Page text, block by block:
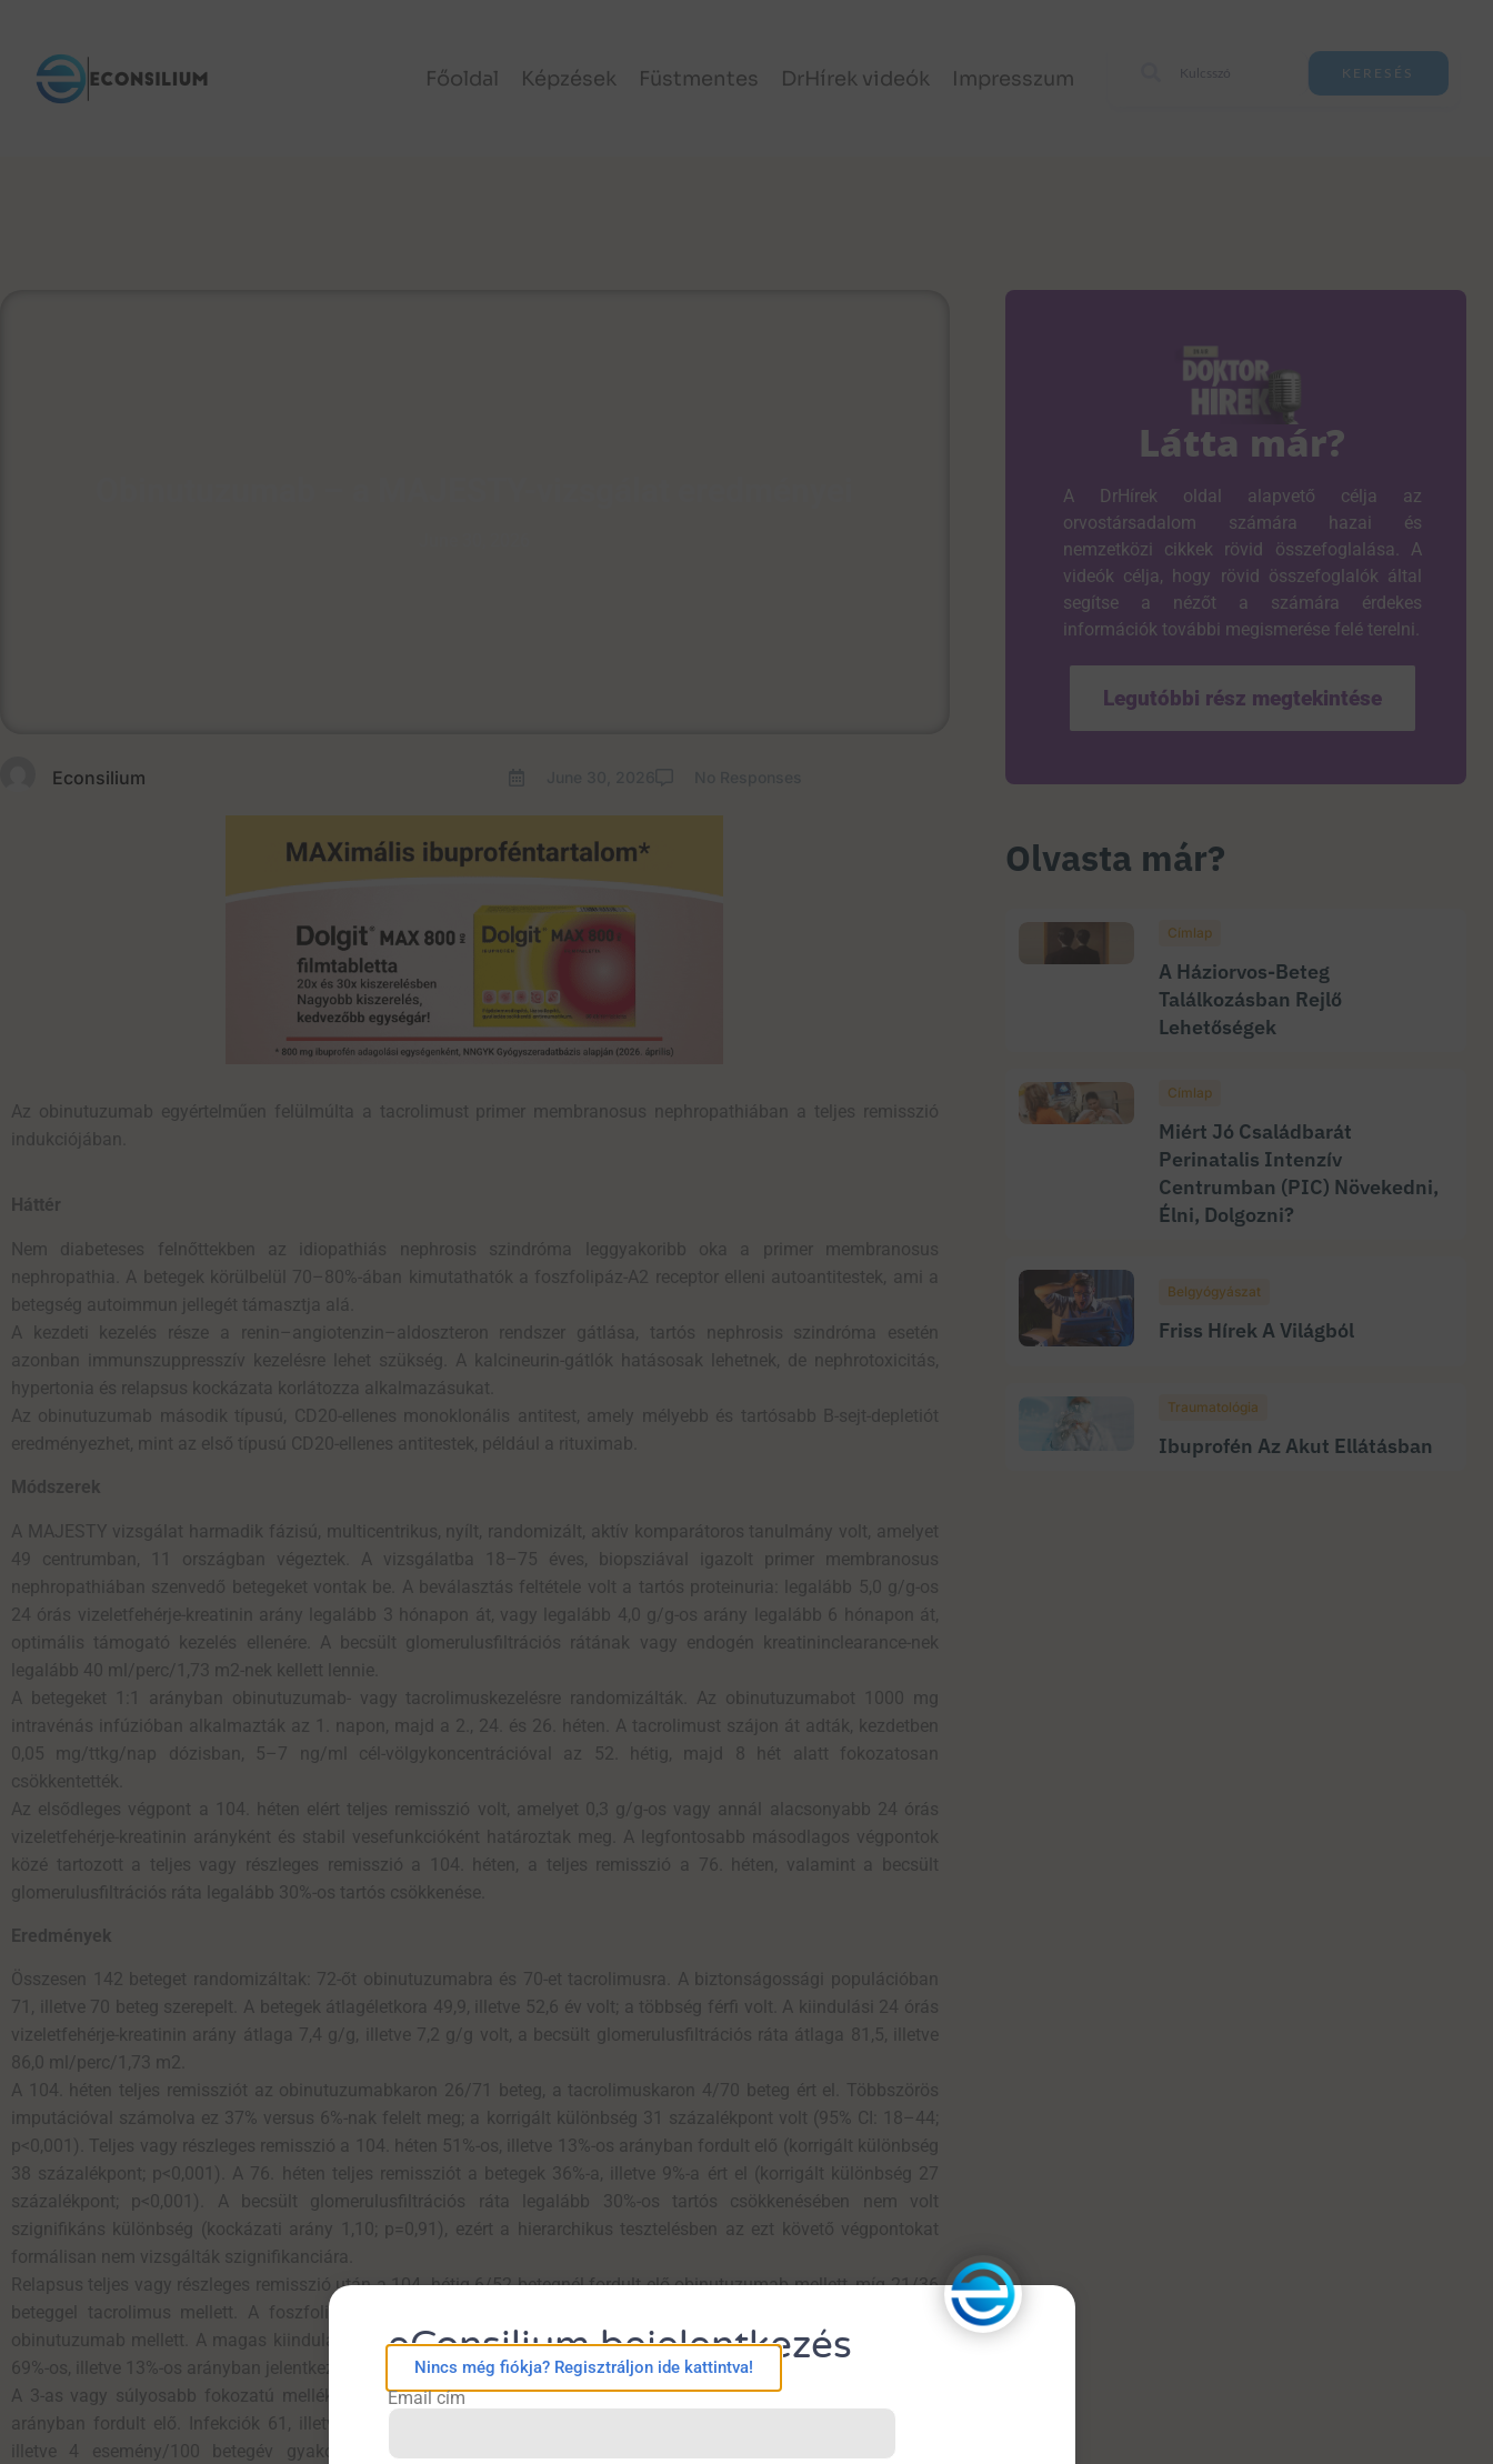
Főoldal Képzések Füstmentes DrHírek videók Impresszum KERESÉS
Econsilium
Az obinutuzumab egyértelműen felülmúlta a tacrolimust primer membranosus nephropathiában a teljes remisszió
indukciójában.
Háttér
Nem diabeteses felnőttekben az idiopathiás nephrosis szindróma leggyakoribb oka a primer membranosus
nephropathia. A betegek körülbelül 70–80%-ában kimutathatók a foszfolipáz-A2 receptor elleni autoantitestek, ami a
betegség autoimmun jellegét támasztja alá.
A kezdeti kezelés része a renin–angiotenzin–aldoszteron rendszer gátlása, tartós nephrosis szindróma esetén
azonban immunszuppresszív kezelésre lehet szükség. A kalcineurin-gátlók hatásosak lehetnek, de nephrotoxicitás,
hypertonia és relapsus kockázata korlátozza alkalmazásukat.
Az obinutuzumab második típusú, CD20-ellenes monoklonális antitest, amely mélyebb és tartósabb B-sejt-depletiót
eredményezhet, mint az első típusú CD20-ellenes antitestek, például a rituximab.
Módszerek
A MAJESTY vizsgálat harmadik fázisú, multicentrikus, nyílt, randomizált, aktív komparátoros tanulmány volt, amelyet
49 centrumban, 11 országban végeztek. A vizsgálatba 18–75 éves, biopsziával igazolt primer membranosus
nephropathiában szenvedő betegeket vontak be. A beválasztás feltétele volt a tartós proteinuria: legalább 5,0 g/g-os
24 órás vizeletfehérje-kreatinin arány legalább 3 hónapon át, vagy legalább 4,0 g/g-os arány legalább 6 hónapon át,
optimális támogató kezelés ellenére. A becsült glomerulusfiltrációs rátának vagy endogén kreatininclearance-nek
legalább 40 ml/perc/1,73 m2-nek kellett lennie.
A betegeket 1:1 arányban obinutuzumab- vagy tacrolimuskezelésre randomizálták. Az obinutuzumabot 1000 mg
intravénás infúzióban alkalmazták az 1. napon, majd a 2., 24. és 26. héten. A tacrolimust szájon át adták, kezdetben
0,05 mg/ttkg/nap dózisban, 5–7 ng/ml cél-völgykoncentrációval az 52. hétig, majd 8 hét alatt fokozatosan
csökkentették.
Az elsődleges végpont a 104. héten elért teljes remisszió volt, amelyet 0,3 g/g-os vagy annál alacsonyabb 24 órás
vizeletfehérje-kreatinin arányként és stabil vesefunkcióként határoztak meg. A legfontosabb másodlagos végpontok
közé tartozott a teljes vagy részleges remisszió a 104. héten, a teljes remisszió a 76. héten, valamint a becsült
glomerulusfiltrációs ráta legalább 30%-os tartós csökkenése.
Eredmények
Összesen 142 beteget randomizáltak: 72-őt obinutuzumabra és 70-et tacrolimusra. A biztonságossági populációban
71, illetve 70 beteg szerepelt. A betegek átlagéletkora 49,9, illetve 52,6 év volt; a többség férfi volt. A kiindulási 24 órás
vizeletfehérje-kreatinin arány átlaga 7,4 g/g, illetve 7,2 g/g volt, a becsült glomerulusfiltrációs ráta átlaga 81,5, illetve
86,0 ml/perc/1,73 m2
A 104. héten teljes remissziót az obinutuzumabkaron 26/71 beteg, a tacrolimuskaron 4/70 beteg ért el. Többszörös
imputációval számolva ez 37% versus 6%-nak felelt meg; a korrigált különbség 31 százalékpont volt (95% CI: 18–44;
p<0,001). Teljes vagy részleges remisszió a 104. héten 51%-os, illetve 13%-os arányban fordult elő (korrigált különbség
38 százalékpont; p<0,001). A 76. héten teljes remissziót a betegek 36%-a, illetve 9%-a ért el (korrigált különbség 27
százalékpont; p<0,001). A becsült glomerulusfiltrációs ráta legalább 30%-os tartós csökkenésében nem volt
szignifikáns különbség (kockázati arány 1,10; p=0,91), ezért a hierarchikus tesztelésben az ezt követő végpontokat
formálisan nem vizsgálták szignifikanciára.
Relapsus teljes vagy részleges remisszió után a 104. hétig 6/52 betegnél fordult elő obinutuzumab mellett, míg 21/36
beteggel tacrolimus mellett. A foszfolipáz-A2 receptor elleni autoantitestek szintje nagyobb mértékben csökkent
obinutuzumab mellett. A magas kiindulási autoantitest-szintű betegek körében immunológiai remisszió a 104. héten
69%-os, illetve 13%-os arányban jelentkezett.
A 3-as vagy súlyosabb fokozatú mellékhatások aránya 22%, illetve 19% volt. Súlyos mellékhatás 17%, illetve 14%
arányban fordult elő. Infekciók 61, illetve 57 esemény/100 betegév gyakorisággal jelentkeztek, súlyos infekciók 3,
illetve 4 esemény/100 betegév gyakorisággal. Obinutuzumab mellett infúziós reakció 38%-ban, gyógyszerrel
Látta már?
A DrHírek oldal alapvető célja az
orvostársadalom számára hazai és
nemzetközi cikkek rövid összefoglalása. A
videók célja, hogy rövid összefoglalók által
segítse a nézőt a számára érdekes
információk további megismerése felé terelni.
Legutóbbi rész megtekintése
Olvasta már?
Címlap
A Háziorvos-Beteg
Találkozásban Rejlő
Lehetőségek
Címlap
Miért Jó Családbarát
Perinatalis Intenzív
Centrumban (PIC) Növekedni,
Élni, Dolgozni?
Belgyógyászat
Friss Hírek A Világból
Traumatológia
Ibuprofén Az Akut Ellátásban
eConsilium bejelentkezés
Nincs még fiókja? Regisztráljon ide kattintva!
Email cím